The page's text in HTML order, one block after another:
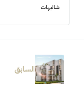
شاليهات
السابق